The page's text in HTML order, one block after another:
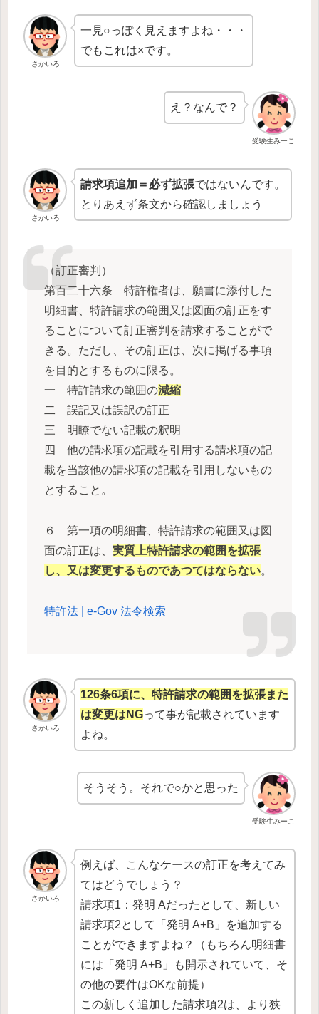
さかいろ
一見○っぽく見えますよね・・・
でもこれは×です。
受験生みーこ
え？なんで？
さかいろ
請求項追加＝必ず拡張ではないんです。
とりあえず条文から確認しましょう
（訂正審判）
第百二十六条 特許権者は、願書に添付した
明細書、特許請求の範囲又は図面の訂正をす
ることについて訂正審判を請求することがで
きる。ただし、その訂正は、次に掲げる事項
を目的とするものに限る。
一 特許請求の範囲の減縮
二 誤記又は誤訳の訂正
三 明瞭でない記載の釈明
四 他の請求項の記載を引用する請求項の記
載を当該他の請求項の記載を引用しないもの
とすること。
６ 第一項の明細書、特許請求の範囲又は図
面の訂正は、 実質上特許請求の範囲を拡張
し、又は変更するものであつてはならない。
特許法 | e-Gov 法令検索
さかいろ
126条6項に、特許請求の範囲を拡張また
は変更は NGって事が記載されています
よね。
受験生みーこ
そうそう。それで○かと思った
さかいろ
例えば、こんなケースの訂正を考えてみ
てはどうでしょう？
請求項1：発明 Aだったとして、新しい
請求項2として「発明 A+B」を追加する
ことができますよね？（もちろん明細書
には「発明 A+B」も開示されていて、そ
の他の要件はOKな前提）
この新しく追加した請求項2は、より狭